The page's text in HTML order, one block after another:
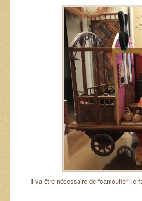
Il va être nécessaire de “camoufler”